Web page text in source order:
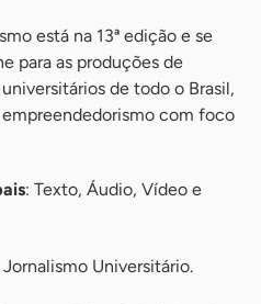
está na 13ª edição e se
para as produções de
de todo o Brasil,
com foco
: Texto, Áudio, Vídeo e
Jornalismo Universitário.